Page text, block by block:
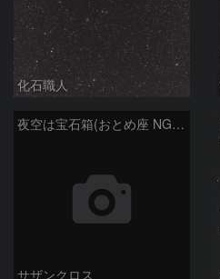
化石職人
夜空は宝石箱(おとめ座 NGC5746) Seestar50
サザンクロス